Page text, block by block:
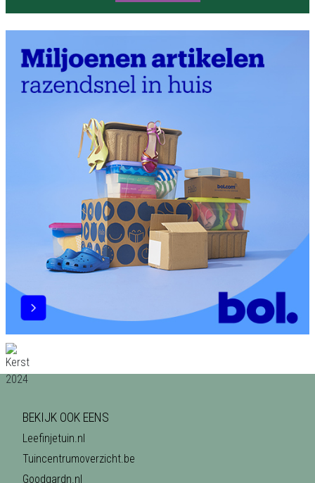
BEKIJK OOK EENS
Leefinjetuin.nl
Tuincentrumoverzicht.be
Goodgardn.nl